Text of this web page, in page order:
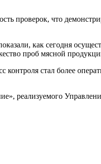
проверок, что
как сегодня
проб мясной
стал более
реализуемого